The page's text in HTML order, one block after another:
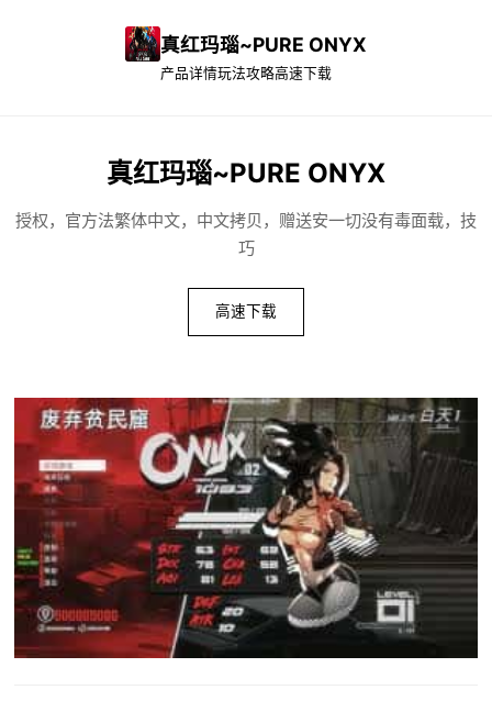
真红玛瑙~PURE ONYX
产品详情玩法攻略高速下载
真红玛瑙~PURE ONYX
授权，官方法繁体中文，中文拷贝，赠送安一切没有毒面载，技
巧
高速下载